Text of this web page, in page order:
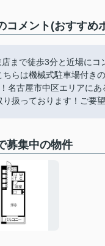
コメント(おすすめ
まで徒歩3分と近場に
らは機械式駐車場付き
名古屋市中区エリアに
扱っております！ご要
募集中の物件